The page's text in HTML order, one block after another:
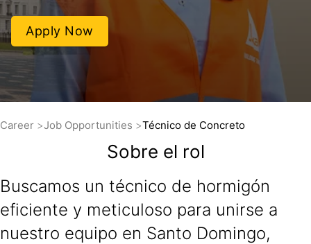
Apply Now
Career Job Opportunities Técnico de Concreto
Sobre el rol
Buscamos un técnico de hormigón
eficiente y meticuloso para unirse a
nuestro equipo en Santo Domingo,